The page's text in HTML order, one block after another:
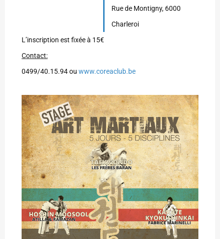
Rue de Montigny, 6000
Charleroi
L’inscription est fixée à 15€
Contact:
0499/40.15.94 ou www.coreaclub.be